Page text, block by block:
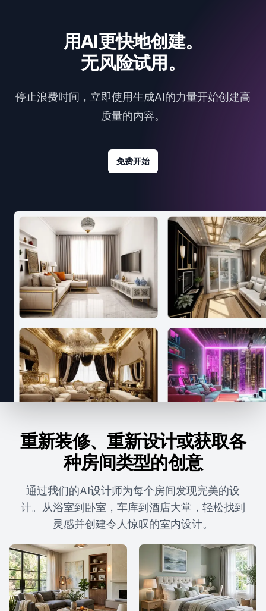
用AI更快地创建。
无风险试用。
停止浪费时间，立即使用生成AI的力量开始创建高
质量的内容。
免费开始
重新装修、重新设计或获取各
种房间类型的创意
通过我们的AI设计师为每个房间发现完美的设
计。从浴室到卧室，车库到酒店大堂，轻松找到
灵感并创建令人惊叹的室内设计。